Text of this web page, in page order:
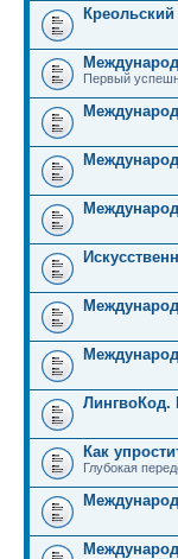
Первый
ЛингвоКод.
Как
Глубокая